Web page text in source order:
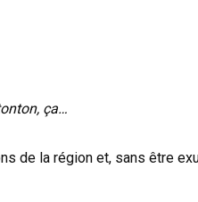
ça…
de la région et, sans être